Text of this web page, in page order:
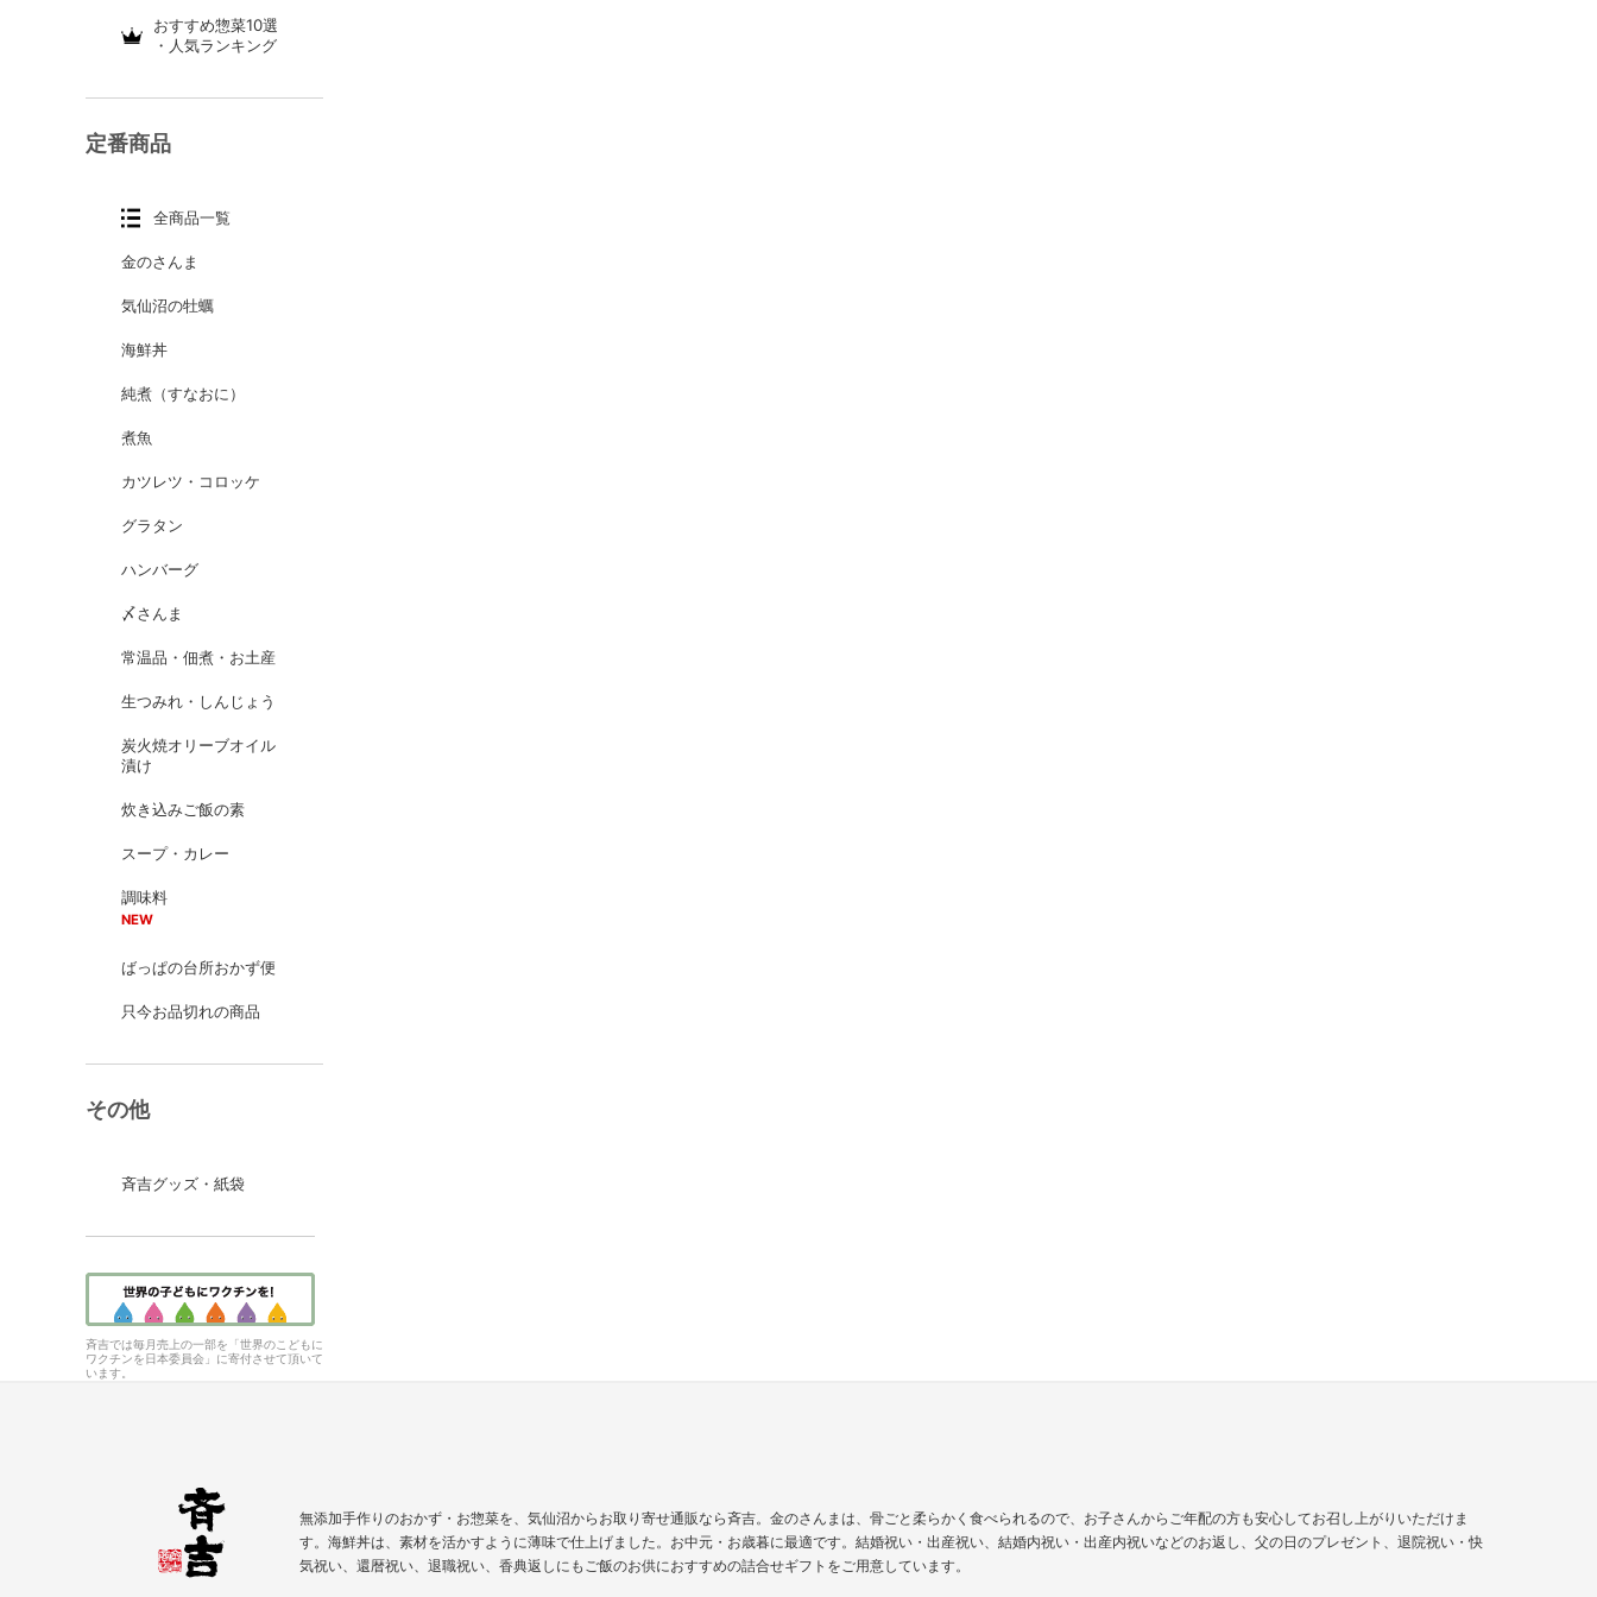
おすすめ惣菜10選
・人気ランキング
定番商品
全商品一覧
金のさんま
気仙沼の牡蠣
海鮮丼
純煮（すなおに）
煮魚
カツレツ・コロッケ
グラタン
ハンバーグ
〆さんま
常温品・佃煮・お土産
生つみれ・しんじょう
炭火焼オリーブオイル
漬け
炊き込みご飯の素
スープ・カレー
調味料
NEW
ばっぱの台所おかず便
只今お品切れの商品
その他
斉吉グッズ・紙袋
斉吉では毎月売上の一部を「世界のこどもに
ワクチンを日本委員会」に寄付させて頂いて
います。
無添加手作りのおかず・お惣菜を、気仙沼からお取り寄せ通販なら斉吉。金のさんまは、骨ごと柔らかく食べられるので、お子さんからご年配の方も安心してお召し上がりいただけま
す。海鮮丼は、素材を活かすように薄味で仕上げました。お中元・お歳暮に最適です。結婚祝い・出産祝い、結婚内祝い・出産内祝いなどのお返し、父の日のプレゼント、 退院祝い ・快
気祝い、 還暦祝い 、退職祝い、香典返しにもご飯のお供におすすめの詰合せギフトをご用意しています。